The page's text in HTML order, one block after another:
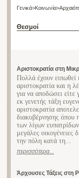
Γενικά>Κοινωνία>
Θεσμοί
Αριστοκρατία στη
Πολλά έχουν ειπωθεί
αριστοκρατία και η
για να αποδώσει είτε
εκ γενετής τάξη
αριστοκρατία
διακυβέρνησης όπου
των λίγων
μεγάλες
την πόλη κατά τη...
περισσότερα...
Άρχουσες Τάξεις στη